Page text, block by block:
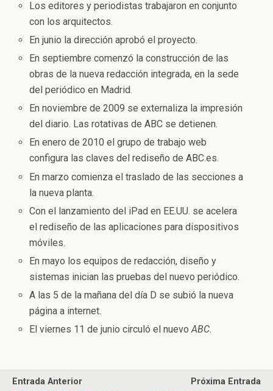
Los editores y periodistas trabajaron en conjunto
con los arquitectos.
En junio la dirección aprobó el proyecto.
En septiembre comenzó la construcción de las
obras de la nueva redacción integrada, en la sede
del periódico en Madrid.
En noviembre de 2009 se externaliza la impresión
del diario. Las rotativas de ABC se detienen.
En enero de 2010 el grupo de trabajo web
configura las claves del rediseño de ABC.es.
En marzo comienza el traslado de las secciones a
la nueva planta.
Con el lanzamiento del iPad en EE.UU. se acelera
el rediseño de las aplicaciones para dispositivos
móviles.
En mayo los equipos de redacción, diseño y
sistemas inician las pruebas del nuevo periódico.
A las 5 de la mañana del día D se subió la nueva
página a internet.
El viernes 11 de junio circuló el nuevoABC.
Entrada Anterior
Próxima Entrada